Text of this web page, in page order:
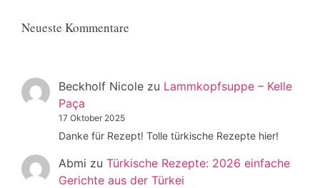
Neueste Kommentare
Beckholf Nicole zu Lammkopfsuppe – Kelle
Paça
17 Oktober 2025
Danke für Rezept! Tolle türkische Rezepte hier!
Abmi zu Türkische Rezepte: 2026 einfache
Gerichte aus der Türkei